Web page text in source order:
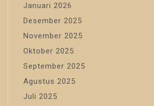
Januari 2026
Desember 2025
November 2025
Oktober 2025
September 2025
Agustus 2025
Juli 2025